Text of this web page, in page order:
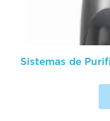
Sistemas de